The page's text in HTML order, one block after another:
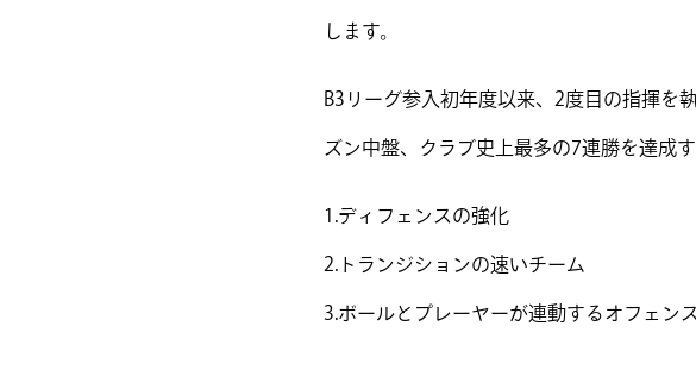
します。
B3リーグ参入初年度以来、2度目の指揮を
ズン中盤、クラブ史上最多の7連勝を達成
1.ディフェンスの強化
2.トランジションの速いチーム
3.ボールとプレーヤーが連動するオフェンス